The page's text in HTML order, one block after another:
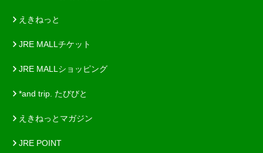
えきねっと
JRE MALLチケット
JRE MALLショッピング
*and trip. たびびと
えきねっとマガジン
JRE POINT